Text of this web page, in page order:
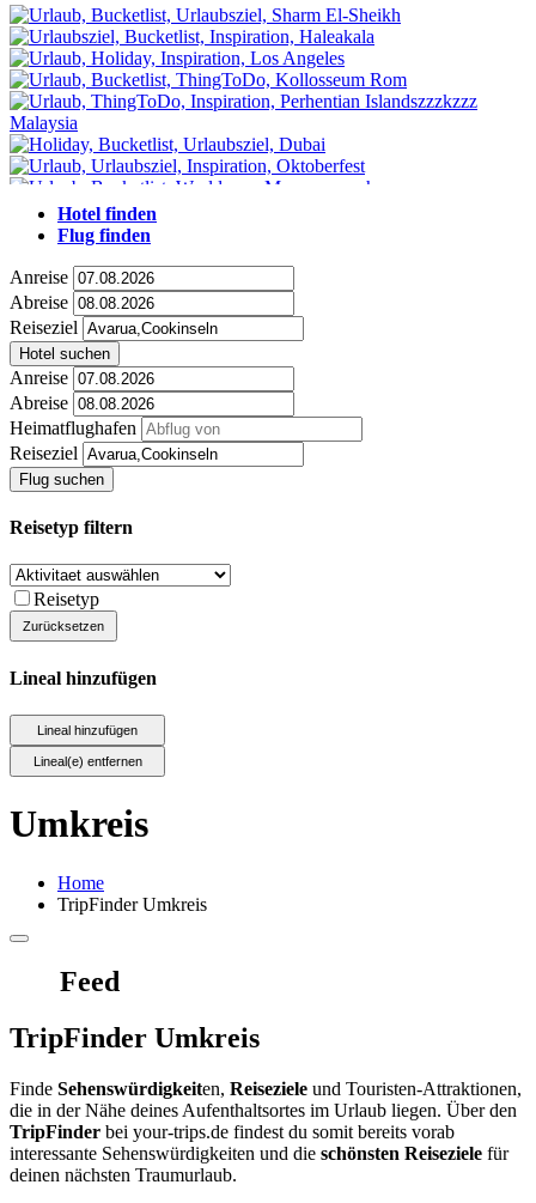
Hotel finden
Flug finden
Anreise
Abreise
Reiseziel
Hotel suchen
Anreise
Abreise
Heimatflughafen
Reiseziel
Flug suchen
Reisetyp filtern
Reisetyp
Lineal hinzufügen
Umkreis
Home
TripFinder Umkreis
Feed
TripFinder Umkreis
Finde Sehenswürdigkeiten, Reiseziele und Touristen-Attraktionen,
die in der Nähe deines Aufenthaltsortes im Urlaub liegen. Über den
TripFinder bei your-trips.de findest du somit bereits vorab
interessante Sehenswürdigkeiten und die schönsten Reiseziele für
deinen nächsten Traumurlaub.